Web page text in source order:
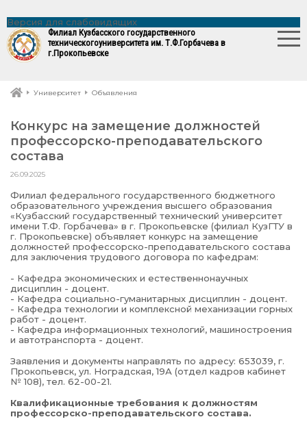
Версия для слабовидящих
Филиал Кузбасского государственного
техническогоуниверситета им. Т.Ф.Горбачева в
г.Прокопьевске
Университет Объявления
Конкурс на замещение должностей
профессорско-преподавательского
состава
26.09.2025
Филиал федерального государственного бюджетного
образовательного учреждения высшего образования
«Кузбасский государственный технический университет
имени Т.Ф. Горбачева» в г. Прокопьевске (филиал КузГТУ в
г. Прокопьевске) объявляет конкурс на замещение
должностей профессорско-преподавательского состава
для заключения трудового договора по кафедрам:
- Кафедра экономических и естественнонаучных
дисциплин - доцент.
- Кафедра социально-гуманитарных дисциплин - доцент.
- Кафедра технологии и комплексной механизации горных
работ - доцент.
- Кафедра информационных технологий, машиностроения
и автотранспорта - доцент.
Заявления и документы направлять по адресу: 653039, г.
Прокопьевск, ул. Ноградская, 19А (отдел кадров кабинет
№ 108), тел. 62-00-21.
Квалификационные требования к должностям
профессорско-преподавательского состава.